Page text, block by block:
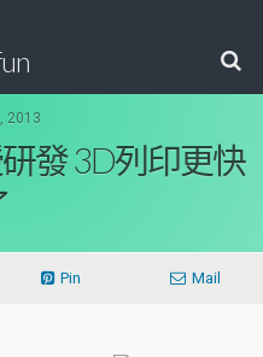
2013
發 3D列印更快
Pin Mail